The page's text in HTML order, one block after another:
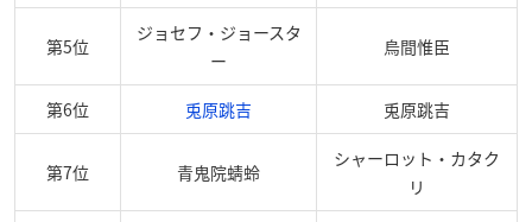
第5位
ジョセフ・ジョースタ
ー
烏間惟臣
第6位 兎原跳吉 兎原跳吉
第7位 青鬼院蜻蛉
シャーロット・カタク
リ